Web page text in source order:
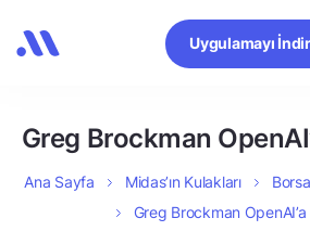
Uygulamayı İndir
Greg Brockman
Ana Sayfa Midas’ın Kulakları
Greg Brockman